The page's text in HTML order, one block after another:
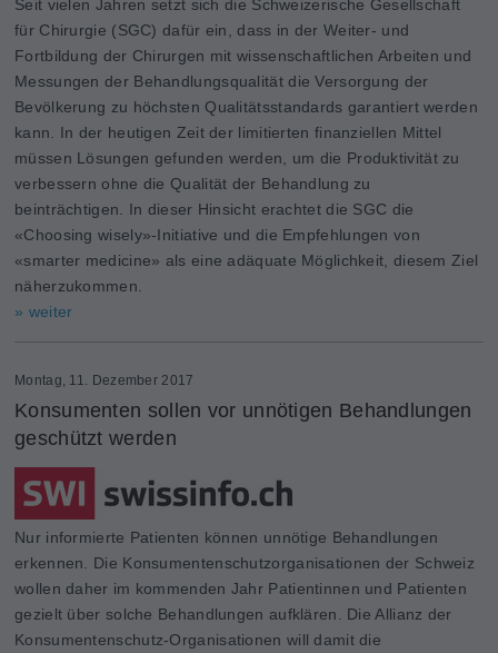
Seit vielen Jahren setzt sich die Schweizerische Gesellschaft
für Chirurgie (SGC) dafür ein, dass in der Weiter- und
Fortbildung der Chirurgen mit wissenschaftlichen Arbeiten und
Messungen der Behandlungsqualität die Versorgung der
Bevölkerung zu höchsten Qualitätsstandards garantiert werden
kann. In der heutigen Zeit der limitierten finanziellen Mittel
müssen Lösungen gefunden werden, um die Produktivität zu
verbessern ohne die Qualität der Behandlung zu
beinträchtigen. In dieser Hinsicht erachtet die SGC die
«Choosing wisely»-Initiative und die Empfehlungen von
«smarter medicine» als eine adäquate Möglichkeit, diesem Ziel
näherzukommen.
» weiter
Montag, 11. Dezember 2017
Konsumenten sollen vor unnötigen Behandlungen
geschützt werden
Nur informierte Patienten können unnötige Behandlungen
erkennen. Die Konsumentenschutzorganisationen der Schweiz
wollen daher im kommenden Jahr Patientinnen und Patienten
gezielt über solche Behandlungen aufklären. Die Allianz der
Konsumentenschutz-Organisationen will damit die